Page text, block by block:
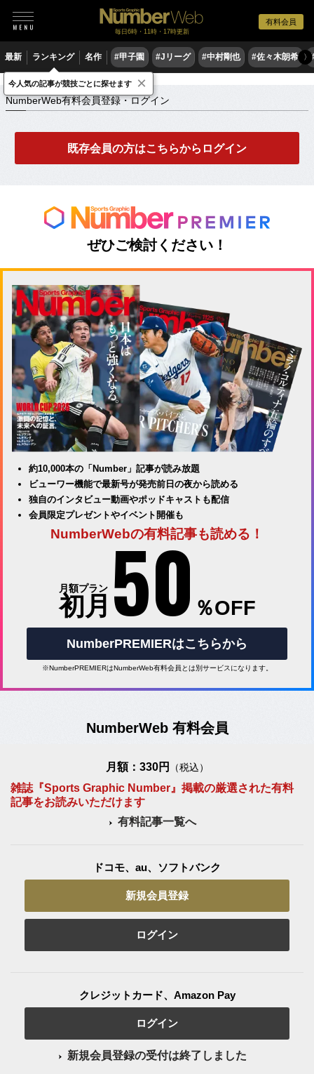
有料会員
毎日6時・11時・17時更新
最新 ランキング 名作 #甲子園 #Jリーグ #中村剛也 #佐々木朗希 〉
NumberWeb有料会員登録・ログイン
NumberWeb有料会員登録・ログイン
既存会員の方はこちらからログイン
ぜひご検討ください！
約10,000本の「Number」記事が読み放題
ビューワー機能で最新号が発売前日の夜から読める
独自のインタビュー動画やポッドキャストも配信
会員限定プレゼントやイベント開催も
NumberWebの有料記事も読める！
月額プラン
初月 50 ％OFF
NumberPREMIERはこちらから
※NumberPREMIERはNumberWeb有料会員とは別サービスになります。
NumberWeb 有料会員
月額：330円 （税込）
雑誌『Sports Graphic Number』掲載の厳選された有料
記事をお読みいただけます
有料記事一覧へ
ドコモ、au、ソフトバンク
新規会員登録
ログイン
クレジットカード、Amazon Pay
ログイン
新規会員登録の受付は終了しました
今人気の記事が競技ごとに探せます ×